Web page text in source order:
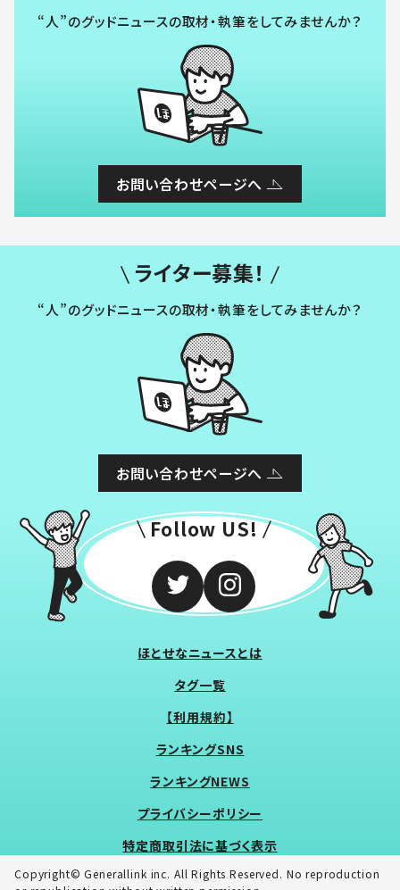
“人”のグッドニュースの取材・執筆をしてみませんか？
お問い合わせページへ
ライター募集！
“人”のグッドニュースの取材・執筆をしてみませんか？
お問い合わせページへ
Follow US!
ほとせなニュースとは
タグ一覧
【利用規約】
ランキングSNS
ランキングNEWS
プライバシーポリシー
特定商取引法に基づく表示
Copyright© Generallink inc. All Rights Reserved. No reproduction